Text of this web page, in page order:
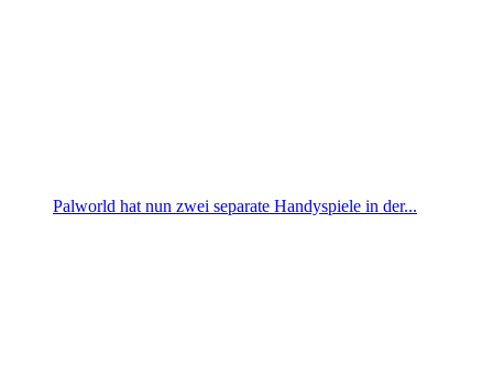
Palworld hat nun zwei separate Handyspiele in der...